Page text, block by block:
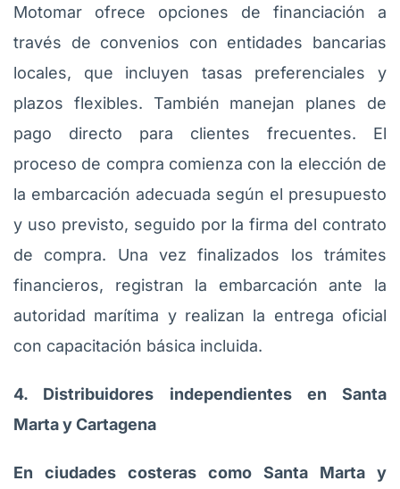
Motomar ofrece opciones de financiación a
través de convenios con entidades bancarias
locales, que incluyen tasas preferenciales y
plazos flexibles. También manejan planes de
pago directo para clientes frecuentes. El
proceso de compra comienza con la elección de
la embarcación adecuada según el presupuesto
y uso previsto, seguido por la firma del contrato
de compra. Una vez finalizados los trámites
financieros, registran la embarcación ante la
autoridad marítima y realizan la entrega oficial
con capacitación básica incluida.
4. Distribuidores independientes en Santa
Marta y Cartagena
En ciudades costeras como Santa Marta y